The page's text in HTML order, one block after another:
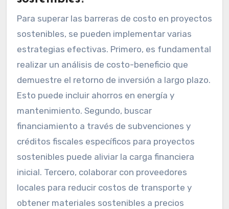
Para superar las barreras de costo en proyectos
sostenibles, se pueden implementar varias
estrategias efectivas. Primero, es fundamental
realizar un análisis de costo-beneficio que
demuestre el retorno de inversión a largo plazo.
Esto puede incluir ahorros en energía y
mantenimiento. Segundo, buscar
financiamiento a través de subvenciones y
créditos fiscales específicos para proyectos
sostenibles puede aliviar la carga financiera
inicial. Tercero, colaborar con proveedores
locales para reducir costos de transporte y
obtener materiales sostenibles a precios